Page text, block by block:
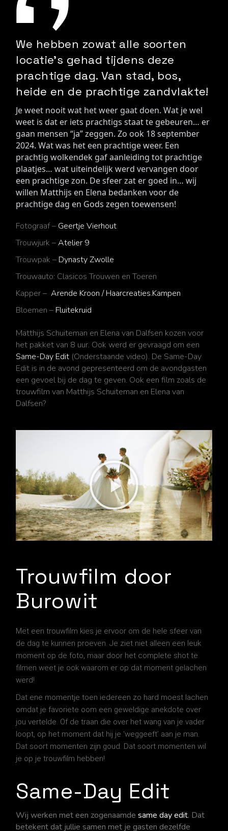
We hebben zowat alle soorten
locatie’s gehad tijdens deze
prachtige dag. Van stad, bos,
heide en de prachtige zandvlakte!
Je weet nooit wat het weer gaat doen. Wat je wel
weet is dat er iets prachtigs staat te gebeuren… er
gaan mensen “ja” zeggen. Zo ook 18 september
2024. Wat was het een prachtige weer. Een
prachtig wolkendek gaf aanleiding tot prachtige
plaatjes… wat uiteindelijk werd vervangen door
een prachtige zon. De sfeer zat er goed in… wij
willen Matthijs en Elena bedanken voor de
prachtige dag en Gods zegen toewensen!
Fotograaf – Geertje Vierhout
Trouwjurk –Atelier 9
Trouwpak – Dynasty Zwolle
Trouwauto: Clasicos Trouwen en Toeren
Kapper –Arende Kroon / Haarcreaties.Kampen
Bloemen – Fluitekruid
Matthijs Schuiteman en Elena van Dalfsen kozen voor
het pakket van 8 uur. Ook werd er gevraagd om een
Same-Day Edit (Onderstaande video). De Same-Day
Edit is in de avond gepresenteerd om de avondgasten
een gevoel bij de dag te geven. Ook een film zoals de
trouwfilm van Matthijs Schuiteman en Elena van
Dalfsen?
Trouwfilm door
Burowit
Met een trouwfilm kies je ervoor om de hele sfeer van
de dag te kunnen proeven. Je ziet niet alleen een leuk
moment op de foto, maar door het complete shot te
filmen weet je ook waarom er op dat moment gelachen
werd!
Dat ene momentje toen iedereen zo hard moest lachen
omdat je favoriete oom een geweldige anekdote over
jou vertelde. Of de traan die over het wang van je vader
loopt, op het moment dat hij je ‘weggeeft’ aan je man.
Dat soort momenten zijn goud. Dat soort momenten wil
je op je trouwfilm hebben!
Same-Day Edit
Wij werken met een zogenaamdesame day edit. Dat
betekent dat jullie samen met je gasten dezelfde